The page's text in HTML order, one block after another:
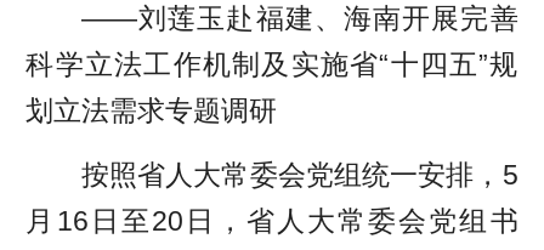
——刘莲玉赴福建、海南开展完善
科学立法工作机制及实施省“十四五”规
划立法需求专题调研
按照省人大常委会党组统一安排，5
月16日至20日，省人大常委会党组书